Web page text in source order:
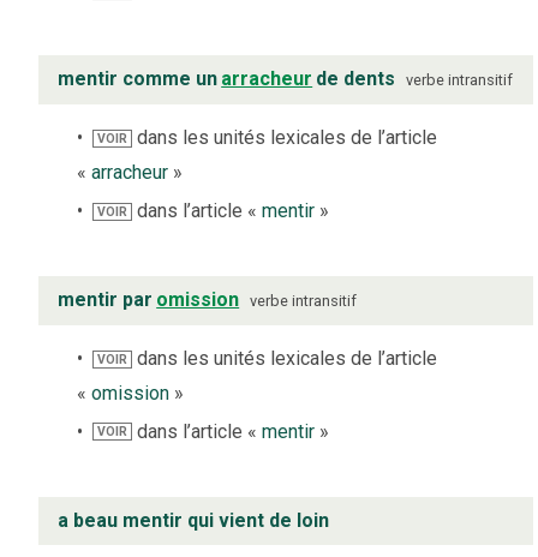
mentir comme un arracheur de dents verbe intransitif
VOIR
dans les unités lexicales de l’article
« arracheur »
VOIR dans l’article «mentir »
mentir par omission verbe intransitif
VOIR
dans les unités lexicales de l’article
« omission »
VOIR dans l’article «mentir »
a beau mentir qui vient de loin